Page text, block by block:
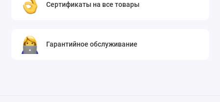
Сертификаты на все товары
Гарантийное обслуживание